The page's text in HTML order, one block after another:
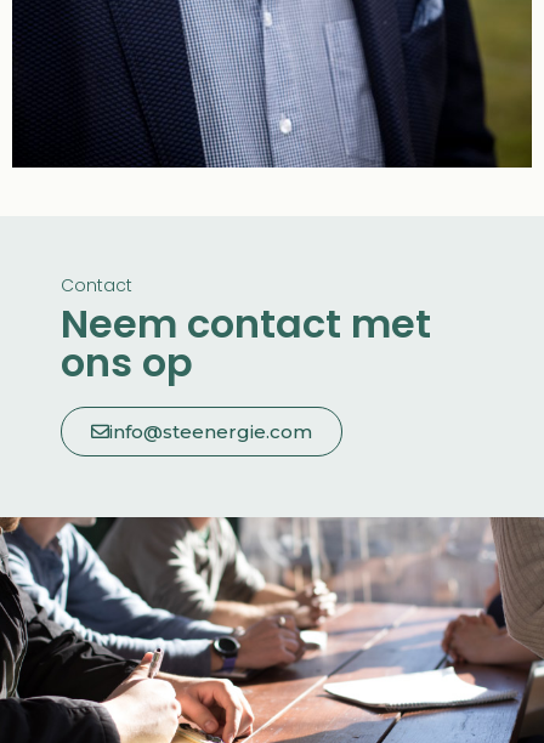
Contact
Neem contact met
ons op
info@steenergie.com